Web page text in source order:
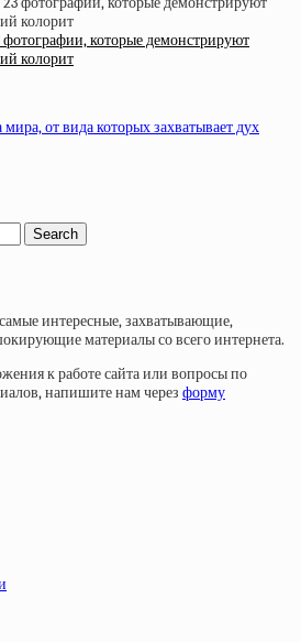
которые демонстрируют
колорит
от вида которых захватывает дух
интересные, захватывающие,
материалы со всего интернета.
к работе сайта или вопросы по
напишите нам через форму